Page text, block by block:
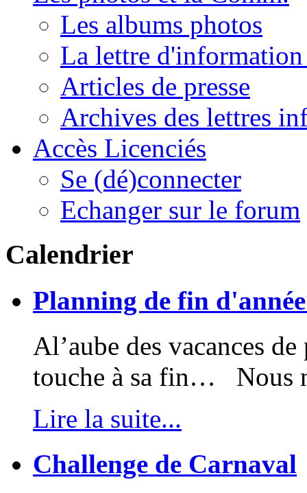
Les albums photos
La lettre
Articles de presse
Archives des lettres
Accès Licenciés
Se (dé)connecter
Echanger sur le forum
Calendrier
Planning de fin
Al’aube des vacances
touche à sa fin… Nous
Lire la suite...
Challenge de Carnaval